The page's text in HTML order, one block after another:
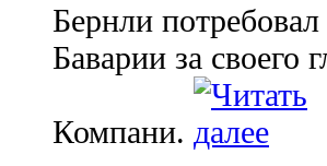
Бернли
Баварии за своего
Компани.